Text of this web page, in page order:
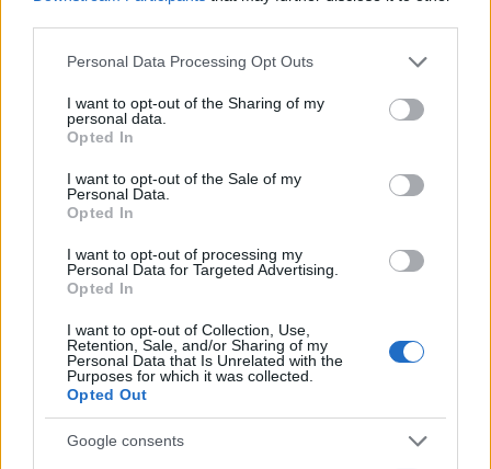
Please note that this website/app uses one or more Google
not limited to your visit or usage behaviour. You may click to
grant or deny consent to Google and its third-party tags to
use your data for below specified purposes in below Google
consent section.
Personal Data Processing Opt Outs
I want to opt-out of the Sharing of my
personal data.
Opted In
I want to opt-out of the Sale of my
Personal Data.
Opted In
I want to opt-out of processing my
Personal Data for Targeted Advertising.
Opted In
I want to opt-out of Collection, Use,
Retention, Sale, and/or Sharing of my
Personal Data that Is Unrelated with the
Purposes for which it was collected.
Opted Out
Google consents
tecnici dal primo box di un circuito toscano e
redazione sostiene un approccio metodico
alle prove su pista, cura il format 'tecnica e
debutto tecnico in autodromo.